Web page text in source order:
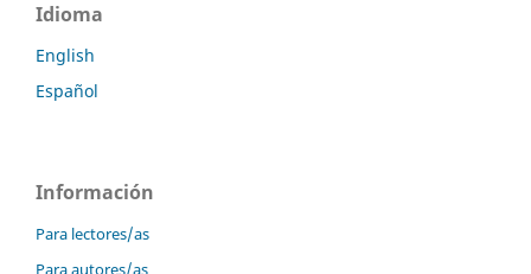
Idioma
English
Español
Información
Para lectores/as
Para autores/as